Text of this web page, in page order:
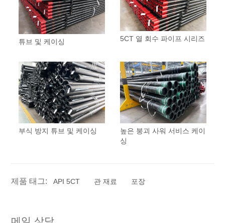
튜브 및 케이싱 5CT 열 회수 파이프 시리즈
부식 방지 튜브 및 케이싱
높은 붕괴 사워 서비스 케이
싱
제품 태그: API 5CT 관 재료 포장